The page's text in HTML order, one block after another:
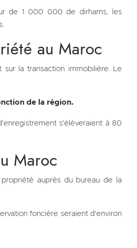
de 1 000 000 de dirhams, les
au Maroc
la transaction immobilière. Le
de la région.
s'élèveraient à 80
Maroc
auprès du bureau de la
foncière seraient d'environ